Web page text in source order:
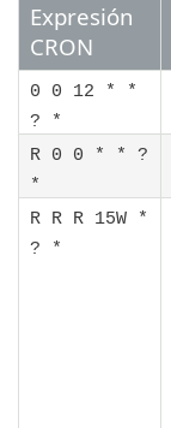
Expresión
CRON
0 0 12 * *
? *
R 0 0 * * ?
*
R R R 15W *
? *